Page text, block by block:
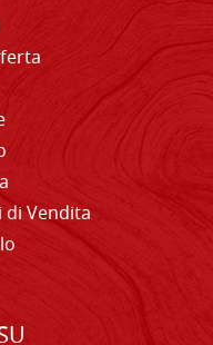
di Vendita